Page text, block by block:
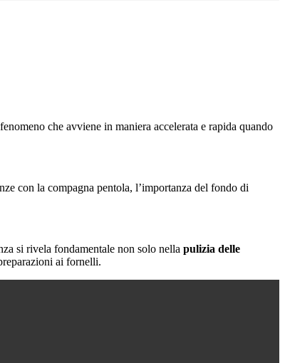
che avviene in maniera accelerata e rapida quando
con la compagna pentola, l’importanza del fondo di
si rivela fondamentale non solo nella pulizia delle
ai fornelli.